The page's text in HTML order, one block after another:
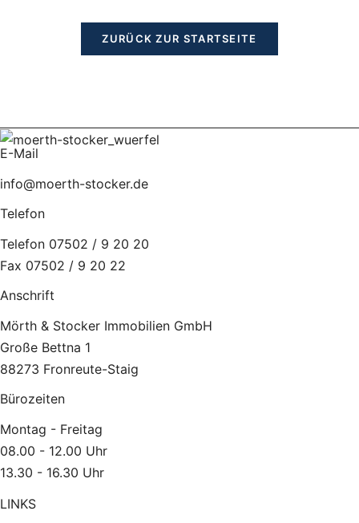
ZURÜCK ZUR STARTSEITE
E-Mail
info@moerth-stocker.de
Telefon
Telefon 07502 / 9 20 20
Fax 07502 / 9 20 22
Anschrift
Mörth & Stocker Immobilien GmbH
Große Bettna 1
88273 Fronreute-Staig
Bürozeiten
Montag - Freitag
08.00 - 12.00 Uhr
13.30 - 16.30 Uhr
LINKS